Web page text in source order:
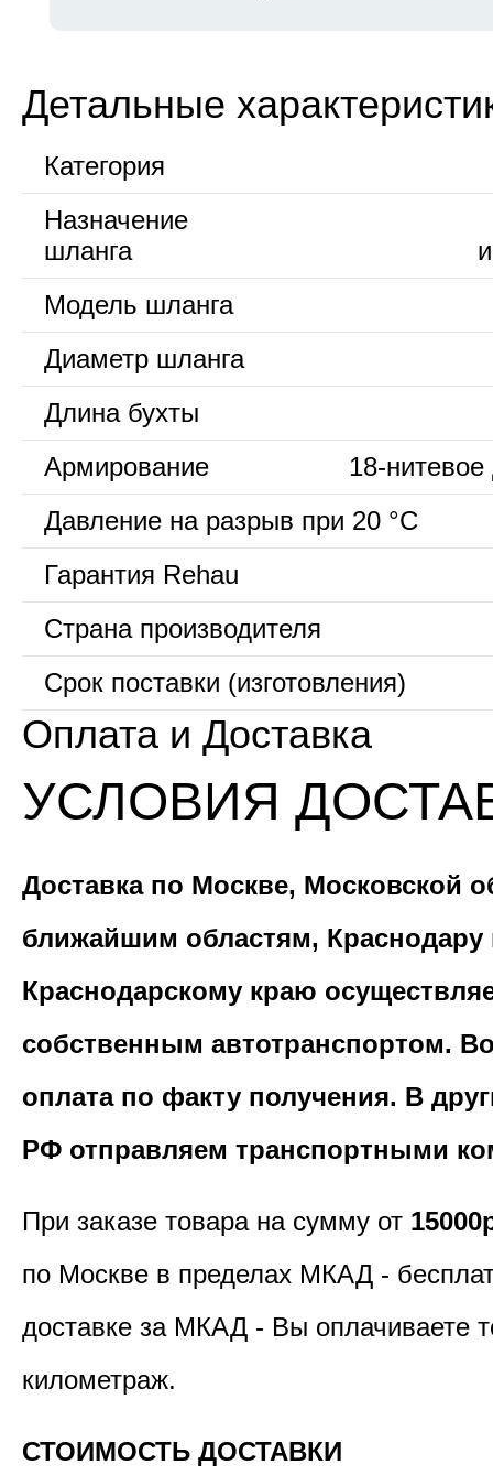
Детальные
Категория
Назначение
шланга
Модель шланга
Диаметр шланга
Длина бухты
Армирование
18-нитевое
Давление на разрыв при 20 °С
Гарантия Rehau
Страна производителя
Срок поставки (изготовления)
Оплата и Доставка
УСЛОВИЯ
Доставка по Москве, Московской
ближайшим областям, Краснодару
Краснодарскому краю
собственным автотранспортом.
оплата по факту получения. В
РФ отправляем транспортными
При заказе товара на сумму от
по Москве в пределах МКАД -
доставке за МКАД - Вы оплачиваете
километраж.
СТОИМОСТЬ ДОСТАВКИ